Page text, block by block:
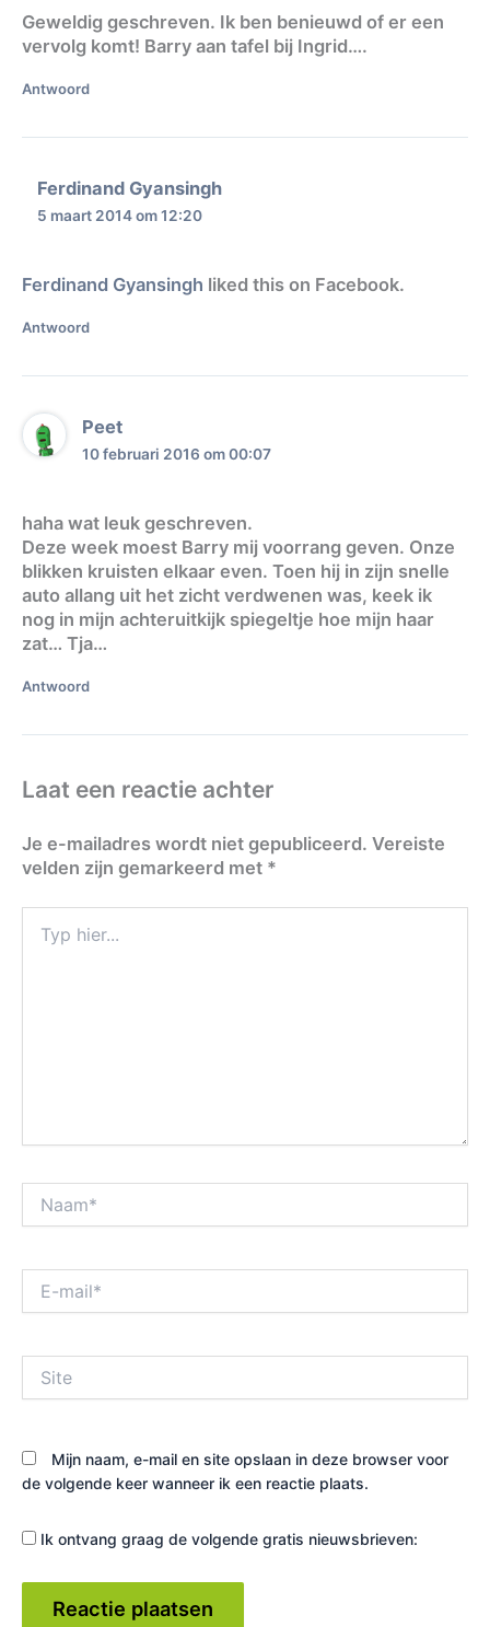
Geweldig geschreven. Ik ben benieuwd of er een
vervolg komt! Barry aan tafel bij Ingrid….
Antwoord
Ferdinand Gyansingh
5 maart 2014 om 12:20
Ferdinand Gyansingh liked this on Facebook.
Antwoord
Peet
10 februari 2016 om 00:07
haha wat leuk geschreven.
Deze week moest Barry mij voorrang geven. Onze
blikken kruisten elkaar even. Toen hij in zijn snelle
auto allang uit het zicht verdwenen was, keek ik
nog in mijn achteruitkijk spiegeltje hoe mijn haar
zat… Tja…
Antwoord
Laat een reactie achter
Je e-mailadres wordt niet gepubliceerd. Vereiste
velden zijn gemarkeerd met *
hier...
mail*
Mijn naam, e-mail en site opslaan in deze browser voor
de volgende keer wanneer ik een reactie plaats.
Ik ontvang graag de volgende gratis nieuwsbrieven: